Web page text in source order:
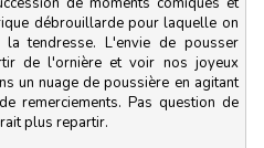
débrouillarde pour laquelle on
tendresse. L'envie de pousser
de l'ornière et voir nos joyeux
un nuage de poussière en agitant
remerciements. Pas question de
plus repartir.